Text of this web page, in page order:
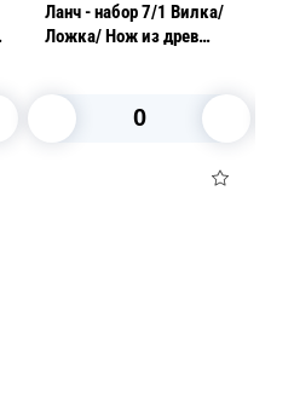
Ланч - набор 7/1 Вилка/
Ложка/ Нож из древ